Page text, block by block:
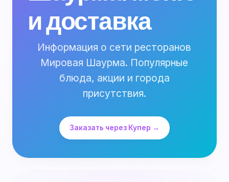
и доставка
Информация о сети ресторанов
Мировая Шаурма. Популярные
блюда, акции и города
присутствия.
Заказать через Купер →